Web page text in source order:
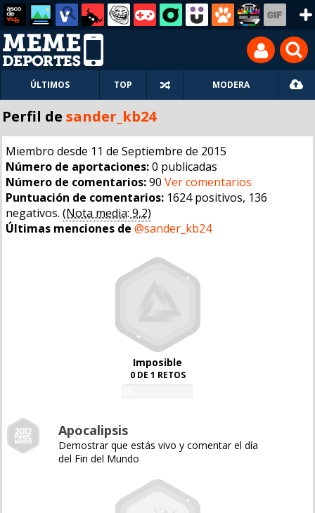
ÚLTIMOS TOP MODERA
Perfil de sander_kb24
Miembro desde 11 de Septiembre de 2015
Número de aportaciones:0 publicadas
Número de comentarios:90 Ver comentarios
Puntuación de comentarios: 1624 positivos, 136
negativos. (Nota media: 9,2)
Últimas menciones de @sander_kb24
Imposible
0 DE 1 RETOS
Apocalipsis
Demostrar que estás vivo y comentar el día
del Fin del Mundo